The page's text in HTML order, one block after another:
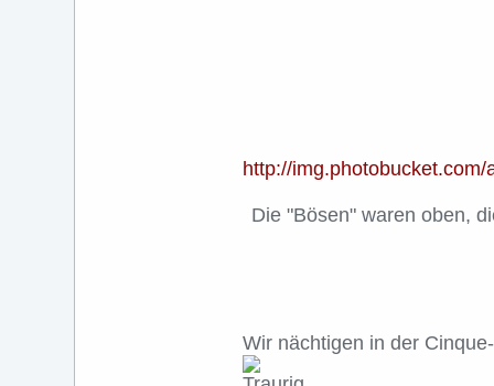
http://
Die "Bösen" waren oben,
Wir nächtigen in der